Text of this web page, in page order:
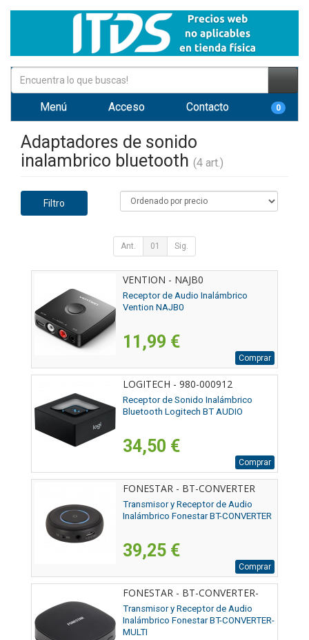
Menú Acceso Contacto 0
Adaptadores de sonido
inalambrico bluetooth (4 art.)
Filtro
Ant. 01 Sig.
VENTION - NAJB0
Receptor de Audio Inalámbrico
Vention NAJB0
11,99 €
Comprar
LOGITECH - 980-000912
Receptor de Sonido Inalámbrico
Bluetooth Logitech BT AUDIO
34,50 €
Comprar
FONESTAR - BT-CONVERTER
Transmisor y Receptor de Audio
Inalámbrico Fonestar BT-CONVERTER
39,25 €
Comprar
FONESTAR - BT-CONVERTER-
MULTI
Transmisor y Receptor de Audio
Inalámbrico Fonestar BT-CONVERTER-
MULTI